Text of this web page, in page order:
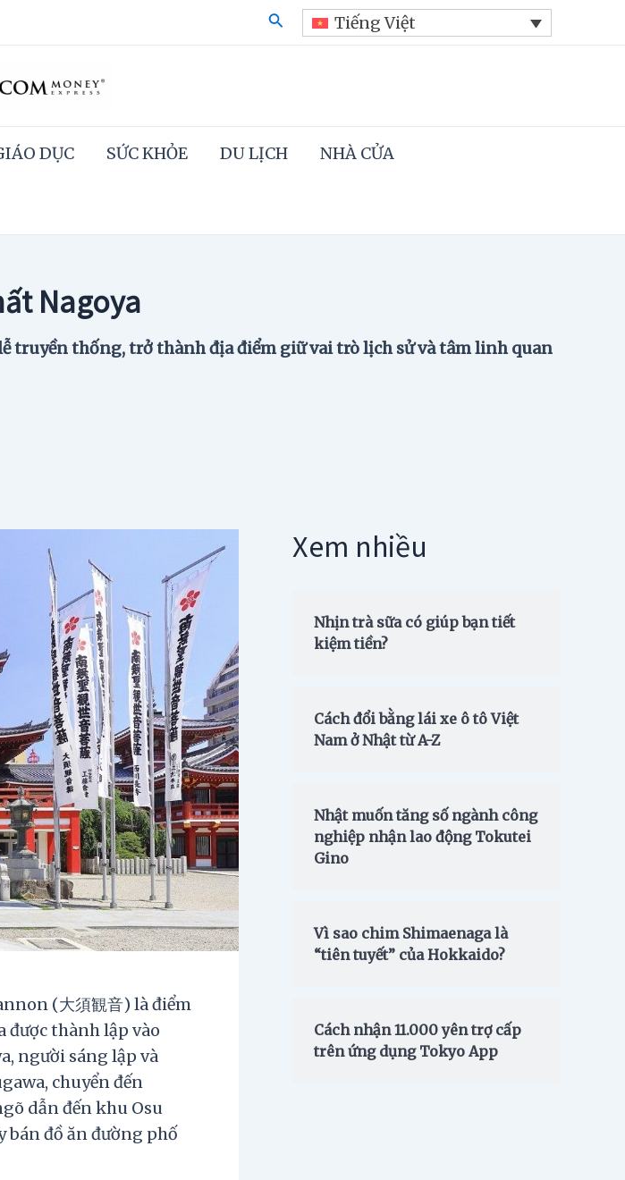
Search Tiếng Việt
DỤC SỨC KHỎE DU LỊCH NHÀ CỬA
Nagoya
truyền thống, trở thành địa điểm giữ vai trò lịch sử và tâm linh quan
(大須観音) là điểm
được thành lập vào
người sáng lập và
chuyển đến
dẫn đến khu Osu
bán đồ ăn đường phố
Xem nhiều
Nhịn trà sữa có giúp bạn tiết
kiệm tiền?
Cách đổi bằng lái xe ô tô Việt
Nam ở Nhật từ A-Z
Nhật muốn tăng số ngành công
nghiệp nhận lao động Tokutei
Gino
Vì sao chim Shimaenaga là
“tiên tuyết” của Hokkaido?
Cách nhận 11.000 yên trợ cấp
trên ứng dụng Tokyo App